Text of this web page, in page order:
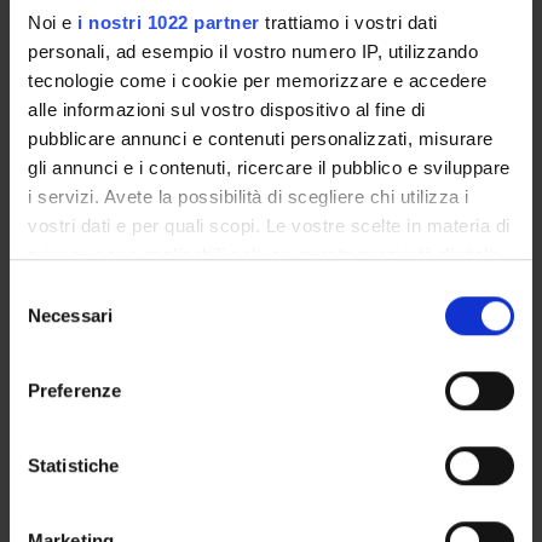
Noi e i nostri 1022 partner trattiamo i vostri dati
personali, ad esempio il vostro numero IP, utilizzando
tecnologie come i cookie per memorizzare e accedere
alle informazioni sul vostro dispositivo al fine di
pubblicare annunci e contenuti personalizzati, misurare
gli annunci e i contenuti, ricercare il pubblico e sviluppare
i servizi. Avete la possibilità di scegliere chi utilizza i
vostri dati e per quali scopi. Le vostre scelte in materia di
privacy sono applicabili solo su questa proprietà digitale
modificare o revocare il proprio consenso in qualsiasi
momento dalla Dichiarazione sui cookie o facendo clic
raccogliere informazioni sulla tua posizione
geografica, con un'approssimazione di qualche
delNecessari
Preferenze
Statistiche
ENTI FINANZIATORI:
C.N.R. Consiglio Nazionale delle Ricerche
Finanziamento:assegnato e gestito dal Dipartimento
Professore ordinario
Professore associato
Professore emerito